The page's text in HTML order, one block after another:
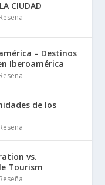
CIUDAD
Reseña
– Destinos
Iberoamérica
Reseña
de los
Reseña
vs.
Tourism
Reseña